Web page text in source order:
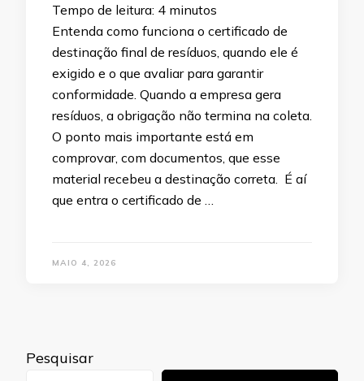
Tempo de leitura: 4 minutos
Entenda como funciona o certificado de
destinação final de resíduos, quando ele é
exigido e o que avaliar para garantir
conformidade. Quando a empresa gera
resíduos, a obrigação não termina na coleta.
O ponto mais importante está em
comprovar, com documentos, que esse
material recebeu a destinação correta. É aí
que entra o certificado de …
MAIO 4, 2026
Pesquisar